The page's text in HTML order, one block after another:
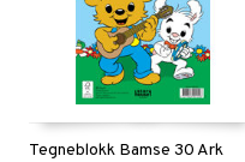
Tegneblokk Bamse 30 Ark